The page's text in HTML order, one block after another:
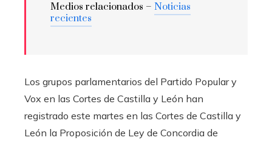
Medios relacionados – Noticias
recientes
Los grupos parlamentarios del Partido Popular y
Vox en las Cortes de Castilla y León han
registrado este martes en las Cortes de Castilla y
León la Proposición de Ley de Concordia de